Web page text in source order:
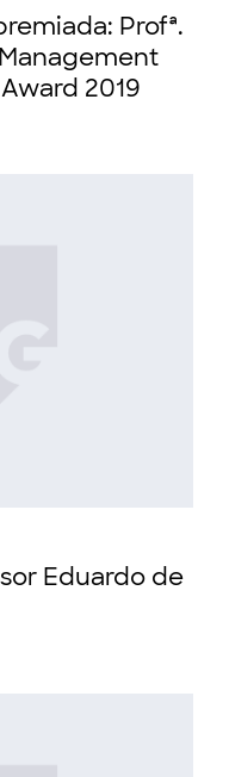
Profª.
2019
Eduardo de